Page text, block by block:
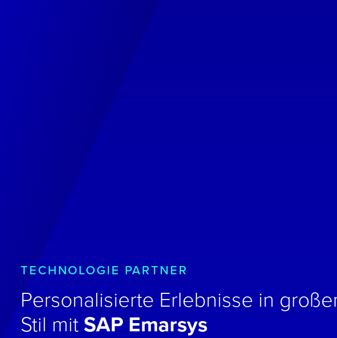
TECHNOLOGIE PARTNER
Personalisierte Erlebnisse in
Stil mit SAP Emarsys